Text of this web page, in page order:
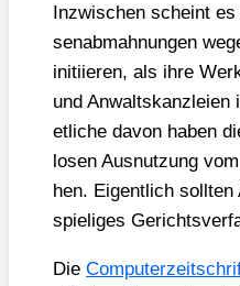
Inzwi­schen scheint
sen­ab­mah­nun­gen
initi­ie­ren, als ihre
und Anwalts­kanz­lei­en
etli­che davon haben
lo­sen Aus­nut­zung
hen. Eigent­lich
spie­li­ges
Die